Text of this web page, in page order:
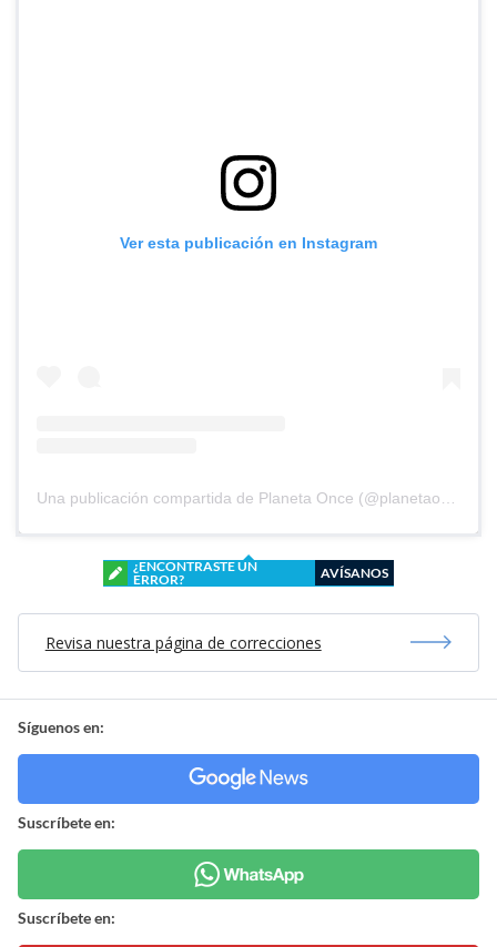
Ver esta publicación en Instagram
¿ENCONTRASTE UN
ERROR?
AVÍSANOS
Revisa nuestra página de correcciones
Síguenos en:
Suscríbete en:
Suscríbete en: